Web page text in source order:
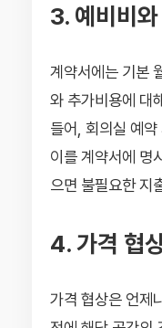
3. 예비비
계약서에는 기본
와 추가비용에 대
들어, 회의실 예
이를 계약서에 명
으면 불필요한 지
4. 가격 협
가격 협상은 언제